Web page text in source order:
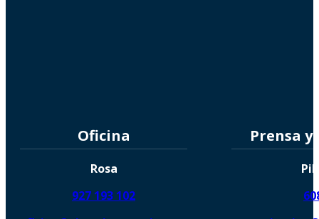
Oficina
Rosa
927 193 102
Prensa